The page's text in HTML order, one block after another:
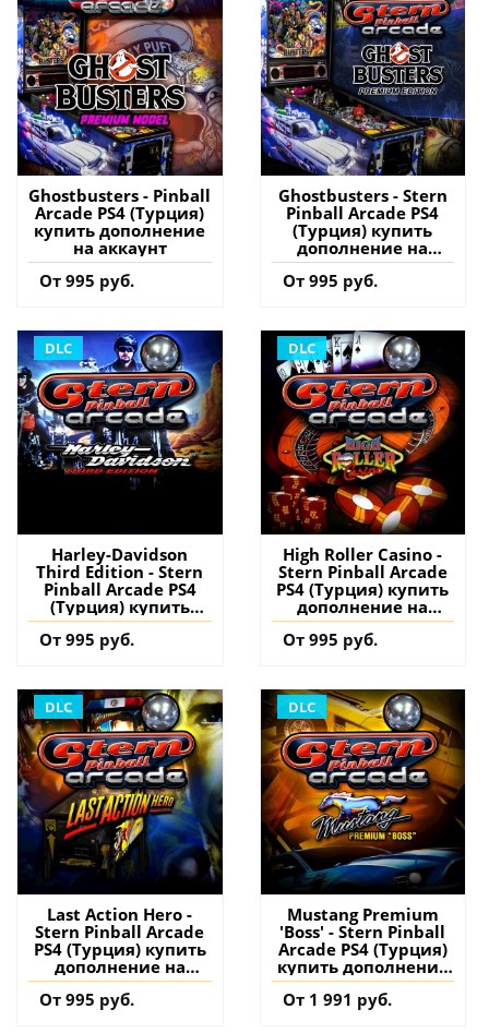
Ghostbusters - Pinball
Arcade PS4 (Турция)
купить дополнение
на аккаунт
От 995 руб.
Ghostbusters - Stern
Pinball Arcade PS4
(Турция) купить
дополнение на
аккаунт
От 995 руб.
DLC
Harley-Davidson
Third Edition - Stern
Pinball Arcade PS4
(Турция) купить
дополнение на
аккаунт
От 995 руб.
DLC
High Roller Casino -
Stern Pinball Arcade
PS4 (Турция) купить
дополнение на
аккаунт
От 995 руб.
DLC
Last Action Hero -
Stern Pinball Arcade
PS4 (Турция) купить
дополнение на
аккаунт
От 995 руб.
DLC
Mustang Premium
'Boss' - Stern Pinball
Arcade PS4 (Турция)
купить дополнение
на аккаунт
От 1 991 руб.